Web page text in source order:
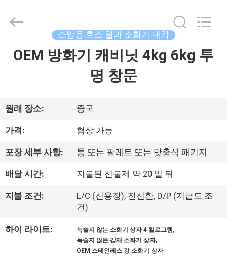
집
품
동
영
우
CQMEC
Machinery
Rights
소방용 호스 릴과 소화기 내각
OEM 방화기 캐비닛 4kg 6kg 투
명 창문
원래 장소: 중국
가격: 협상 가능
포장 세부 사항: 통 또는 팔레트 또는 맞춤식 패키지
배달 시간: 지불된 선불제 약 20 일 뒤
지불 조건:
L/C (신용장), 전신환, D/P (지급도 조
건)
하이 라이트: 녹슬지 않는 소화기 상자 4 킬로그램 ,
녹슬지 않은 강재 소화기 상자,
OEM 스테인레스 강 소화기 상자